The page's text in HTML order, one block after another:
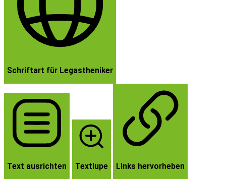
Schriftart für Legastheniker
Text ausrichten Textlupe Links hervorheben